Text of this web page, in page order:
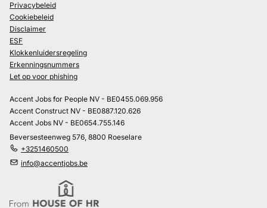
Privacybeleid
Cookiebeleid
Disclaimer
ESF
Klokkenluidersregeling
Erkenningsnummers
Let op voor phishing
Accent Jobs for People NV - BE0455.069.956
Accent Construct NV - BE0887.120.626
Accent Jobs NV - BE0654.755.146
Beversesteenweg 576, 8800 Roeselare
+3251460500
info@accentjobs.be